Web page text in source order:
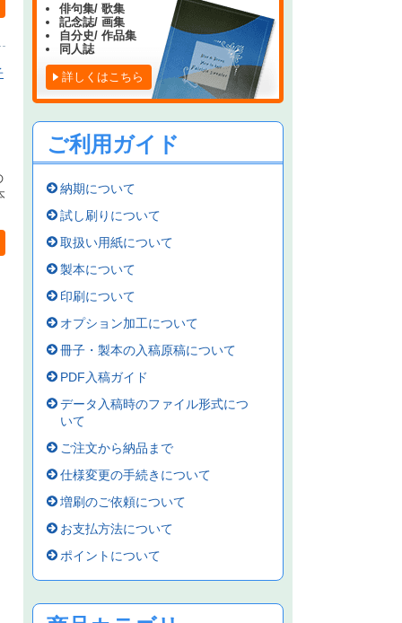
俳句集/ 歌集
記念誌/ 画集
自分史/ 作品集
同人誌
詳しくはこちら
ご利用ガイド
納期について
試し刷りについて
取扱い用紙について
製本について
印刷について
オプション加工について
冊子・製本の入稿原稿について
PDF入稿ガイド
データ入稿時のファイル形式につ
いて
ご注文から納品まで
仕様変更の手続きについて
増刷のご依頼について
お支払方法について
ポイントについて